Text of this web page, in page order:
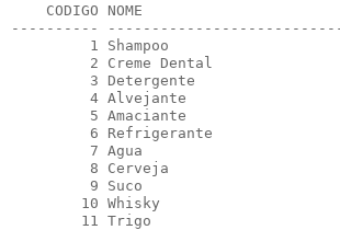
CODIGO NOME
----------
1 Shampoo
2 Creme Dental
3 Detergente
4 Alvejante
5 Amaciante
6 Refrigerante
7 Agua
8 Cerveja
9 Suco
10 Whisky
11 Trigo